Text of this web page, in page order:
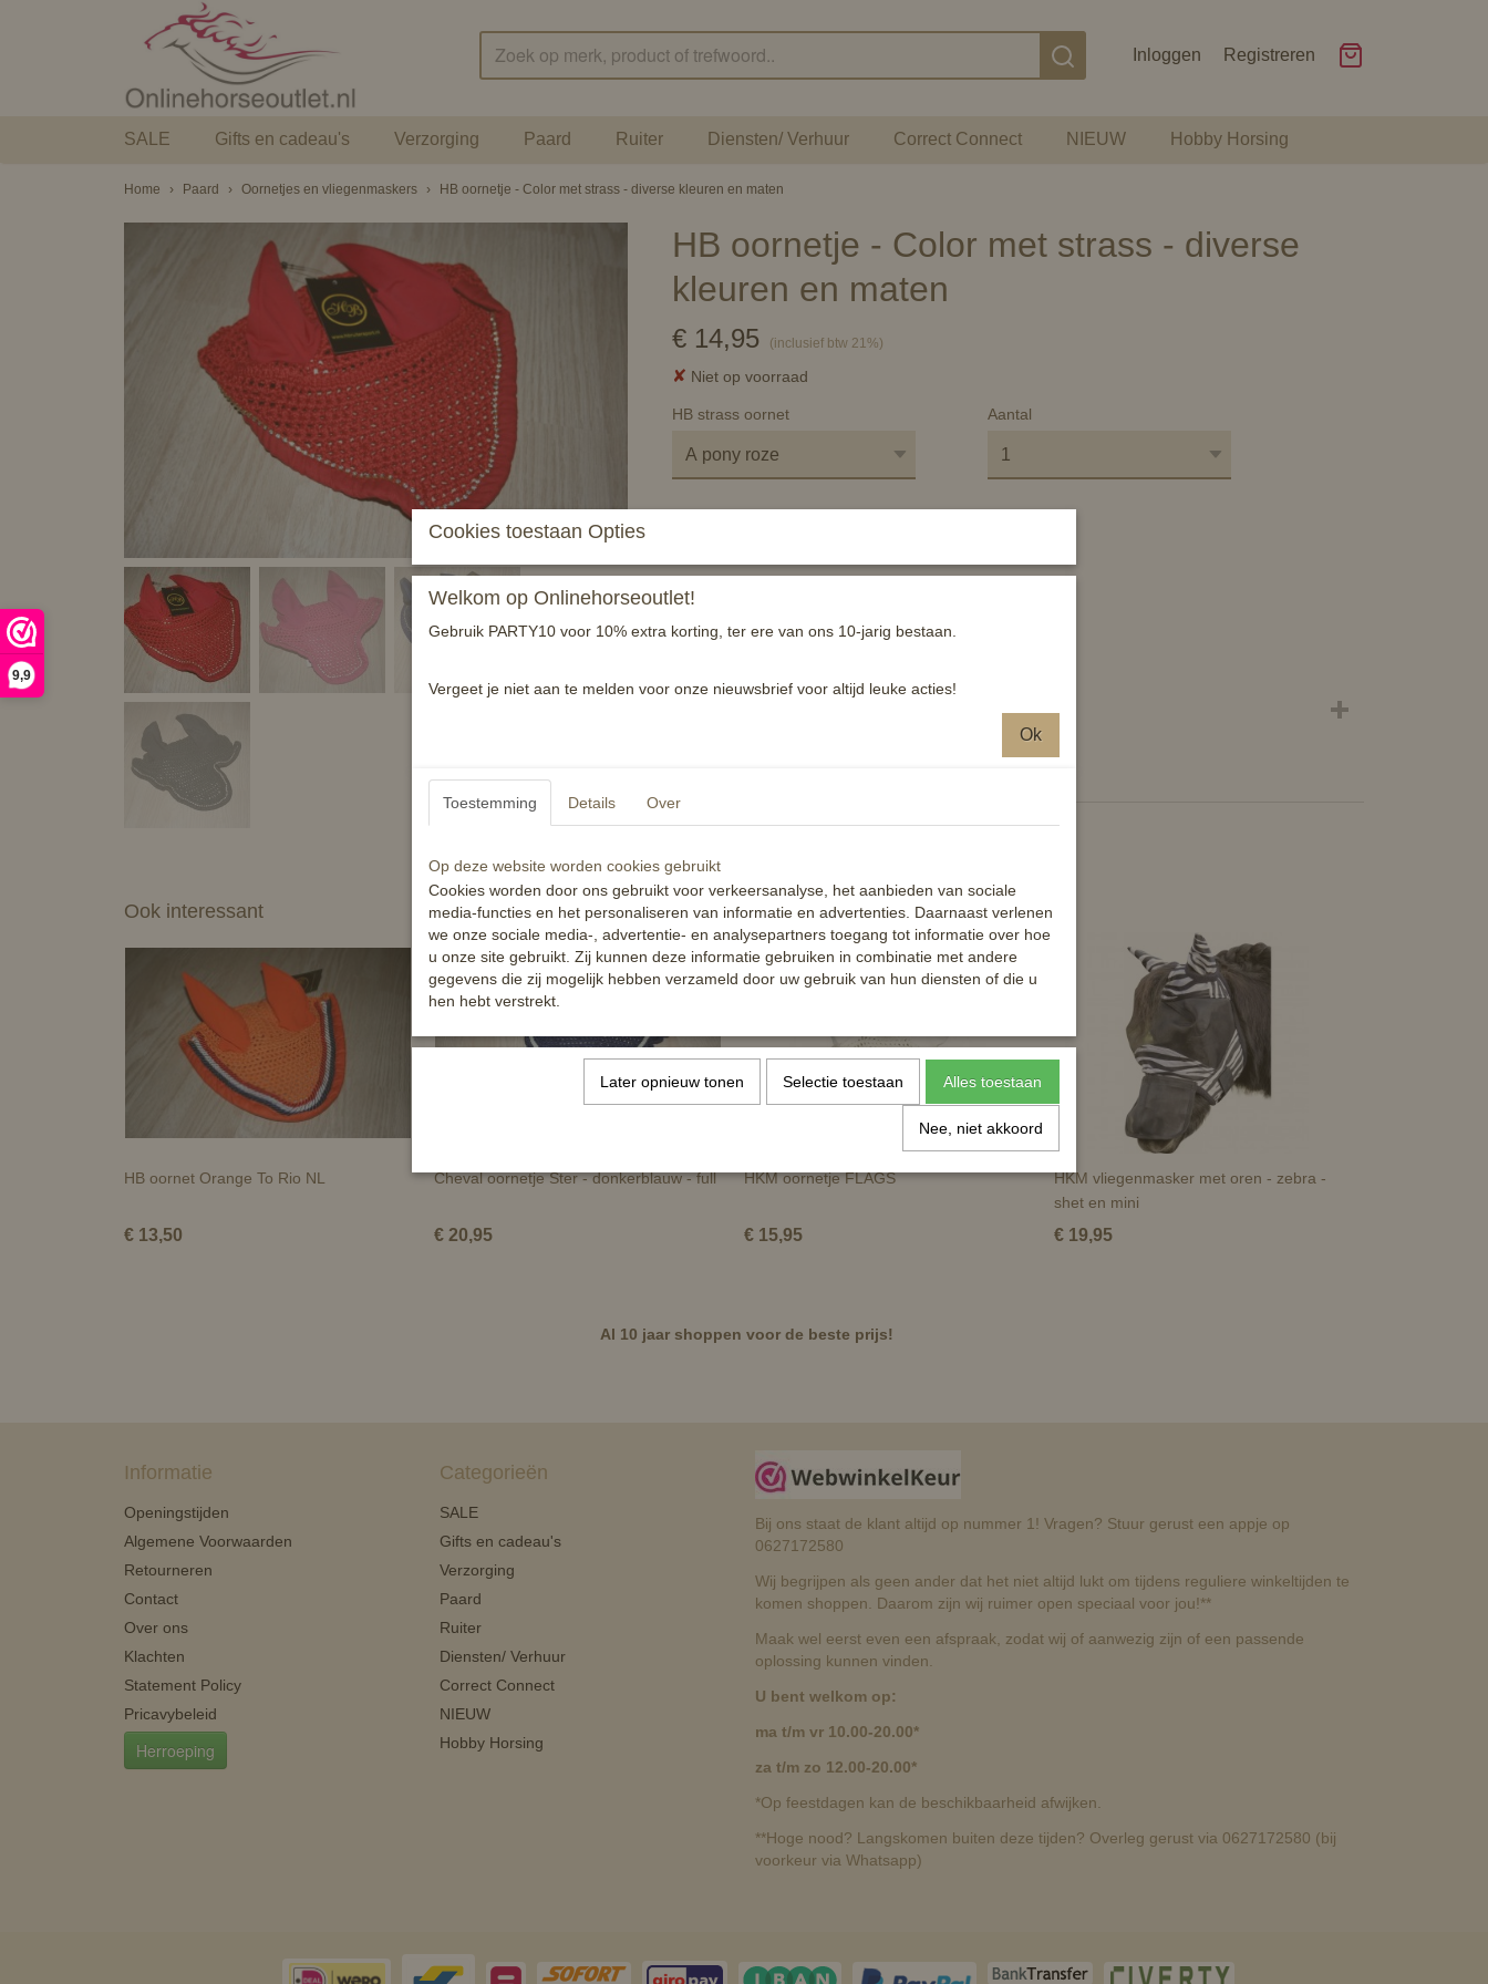
9,9
Inloggen Registreren
SALE Gifts en cadeau's Verzorging Paard Ruiter Diensten/ Verhuur Correct Connect NIEUW Hobby Horsing
Home › Paard › Oornetjes en vliegenmaskers › HB oornetje - Color met strass - diverse kleuren en maten
HB oornetje - Color met strass - diverse
kleuren en maten
€ 14,95 (inclusief btw 21%)
✘ Niet op voorraad
HB strass oornet Aantal
Leuke, kleurrijke oornetjes met strass.
Maat 4XS tm L
Ook interessant
HB oornet Orange To Rio NL
€ 13,50
Cheval oornetje Ster - donkerblauw - full
€ 20,95
HKM oornetje FLAGS
€ 15,95
HKM vliegenmasker met oren - zebra -
shet en mini
€ 19,95
Al 10 jaar shoppen voor de beste prijs!
Informatie
Openingstijden
Algemene Voorwaarden
Retourneren
Contact
Over ons
Klachten
Statement Policy
Pricavybeleid
Herroeping
Categorieën
SALE
Gifts en cadeau's
Verzorging
Paard
Ruiter
Diensten/ Verhuur
Correct Connect
NIEUW
Hobby Horsing
Bij ons staat de klant altijd op nummer 1! Vragen? Stuur gerust een appje op
0627172580
Wij begrijpen als geen ander dat het niet altijd lukt om tijdens reguliere winkeltijden te
komen shoppen. Daarom zijn wij ruimer open speciaal voor jou!**
Maak wel eerst even een afspraak, zodat wij of aanwezig zijn of een passende
oplossing kunnen vinden.
U bent welkom op:
ma t/m vr 10.00-20.00*
za t/m zo 12.00-20.00*
*Op feestdagen kan de beschikbaarheid afwijken.
**Hoge nood? Langskomen buiten deze tijden? Overleg gerust via 0627172580 (bij
voorkeur via Whatsapp)
Cookies toestaan Opties
Welkom op Onlinehorseoutlet!
Gebruik PARTY10 voor 10% extra korting, ter ere van ons 10-jarig bestaan.
Vergeet je niet aan te melden voor onze nieuwsbrief voor altijd leuke acties!
Ok
Toestemming Details Over
Op deze website worden cookies gebruikt
Cookies worden door ons gebruikt voor verkeersanalyse, het aanbieden van sociale
media-functies en het personaliseren van informatie en advertenties. Daarnaast verlenen
we onze sociale media-, advertentie- en analysepartners toegang tot informatie over hoe
u onze site gebruikt. Zij kunnen deze informatie gebruiken in combinatie met andere
gegevens die zij mogelijk hebben verzameld door uw gebruik van hun diensten of die u
hen hebt verstrekt.
Later opnieuw tonen Selectie toestaan Alles toestaan
Nee, niet akkoord